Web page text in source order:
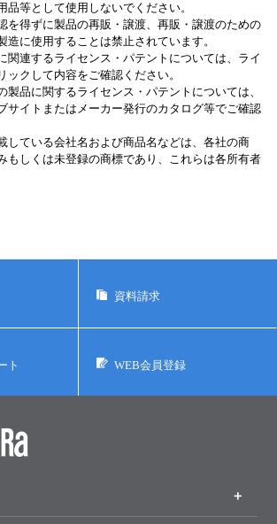
集
品等として使用しないでください。
を得ずに製品の再販・譲渡、再販・譲渡のための
造に使用することは禁止されています。
関連するライセンス・パテントについては、ライ
ックして内容をご確認ください。
製品に関するライセンス・パテントについては、
サイトまたはメーカー発行のカタログ等でご確認
している会社名および商品名などは、各社の商
もしくは未登録の商標であり、これらは各所有者
資料請求
ト WEB会員登録